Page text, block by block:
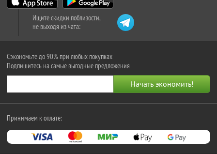
Ищите скидки поблизости,
не выходя из чата:
Сэкономьте до 90% при любых покупках
Подпишитесь на самые выгодные предложения
Принимаем к оплате: